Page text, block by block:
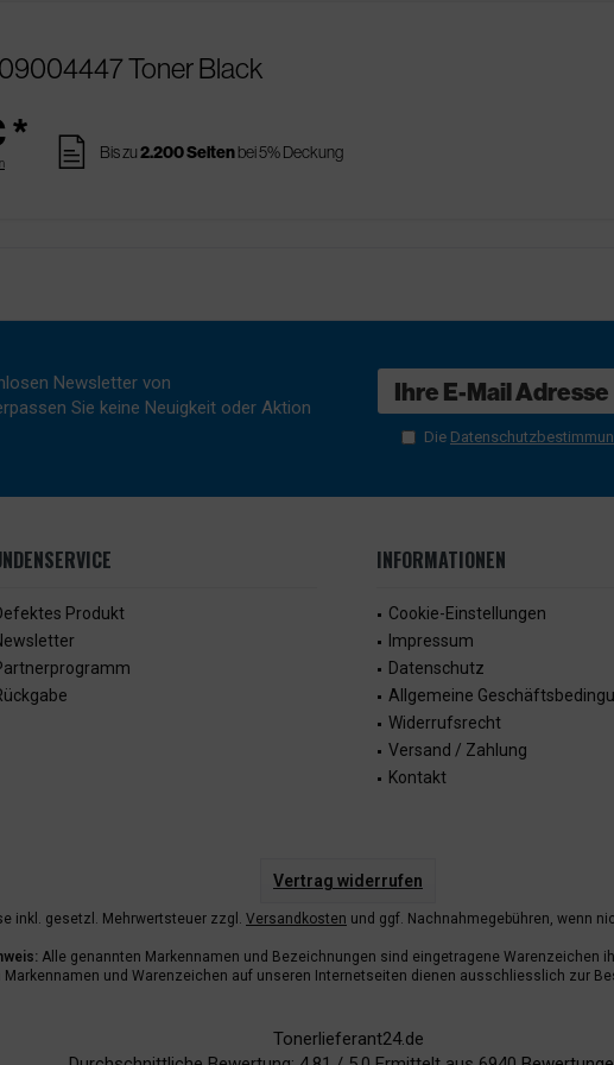
Toner Black
* pages Bis zu2.200 Seitenbei 5% Deckung
Newsletter von
Sie keine Neuigkeit oder Aktion
Die
Produkt
INFORMATIONEN
Cookie-Einstellungen
Impressum
Datenschutz
Allgemeine
Widerrufsrecht
Versand / Zahlung
Kontakt
Vertrag widerrufen
inkl. gesetzl. Mehrwertsteuer zzgl. Versandkosten und ggf. Nachnahmegebühren, wenn
Alle genannten Markennamen und Bezeichnungen sind eingetragene Warenzeichen
Markennamen und Warenzeichen auf unseren Internetseiten dienen ausschliesslich zur
Tonerlieferant24.de